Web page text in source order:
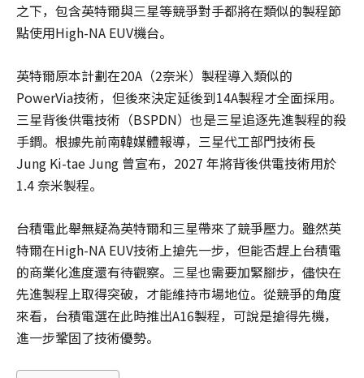
之下，包含英特爾與三星等競爭對手都將在類似的製程節
點使用High-NA EUV機台。
英特爾原本計劃在20A（2奈米）製程導入類似的
PowerVia技術，但後來決定延後到14A製程才全面採用。
三星背後供電技術（BSPDN）也是三星追逐先進製程的殺
手鐧。根據先前南韓媒體報導，三星代工部門技術長
Jung Ki-tae Jung 曾宣布，2027 年將背後供電技術用於
1.4 奈米製程。
台積電此舉無疑為英特爾和三星帶來了競爭壓力。雖然英
特爾在High-NA EUV技術上搶先一步，但能否趕上台積電
的商業化進度還有待觀察。三星也需要加緊腳步，儘快在
先進製程上取得突破，才能維持市場地位。從競爭的角度
來看，台積電選在此時推出A16製程，可說是搶得先機，
進一步鞏固了技術優勢。